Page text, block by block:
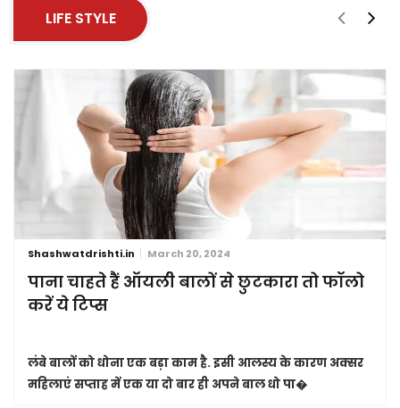
LIFE STYLE
Shashwatdrishti.in March 20, 2024
पाना चाहते हैं ऑयली बालों से छुटकारा तो फॉलो
करें ये टिप्स
लंबे बालों को धोना एक बड़ा काम है. इसी आलस्य के कारण अक्सर
महिलाएं सप्ताह में एक या दो बार ही अपने बाल धो पा�